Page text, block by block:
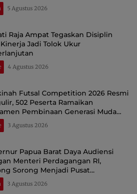
5 Agustus 2026
Raja Ampat Tegaskan Disiplin
Kinerja Jadi Tolok Ukur
4 Agustus 2026
Futsal Competition 2026 Resmi
502 Peserta Ramaikan
Pembinaan Generasi Muda
3 Agustus 2026
Papua Barat Daya Audiensi
Menteri Perdagangan RI,
Sorong Menjadi Pusat
dan Ekspor Kawasan Timur
3 Agustus 2026